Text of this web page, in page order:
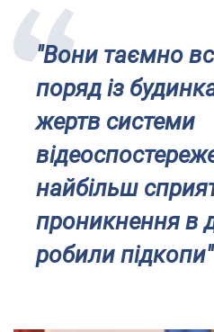
"Вони таємно
поряд із
жертв системи
найбільш
проникнення в
робили підкопи"